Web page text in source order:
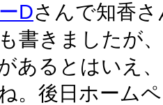
Dさんで知香
書きましたが
あるとはいえ
。後日ホーム